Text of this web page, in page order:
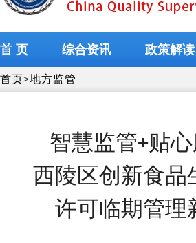
首 页 综合资讯 政策解读
首页>地方监管
智慧监管+贴心
西陵区创新食品
许可临期管理